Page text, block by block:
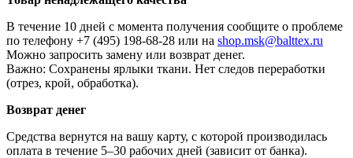
В течение 10 дней с момента получения сообщите о проблеме
по телефону +7 (495) 198-68-28 или на shop.msk@balttex.ru
Можно запросить замену или возврат денег.
Важно: Сохранены ярлыки ткани. Нет следов переработки
(отрез, крой, обработка).
Возврат денег
Средства вернутся на вашу карту, с которой производилась
оплата в течение 5–30 рабочих дней (зависит от банка).